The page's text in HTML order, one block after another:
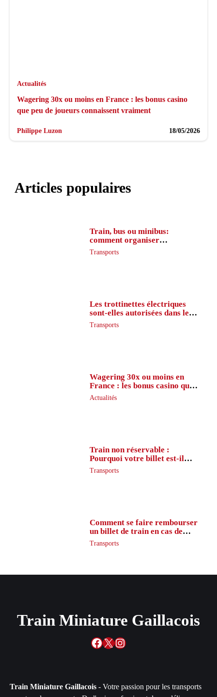
Actualités
Wagering 30x ou moins en France : les bonus casino
que peu de joueurs connaissent vraiment
Philippe Luzon 18/05/2026
Articles populaires
Train, bus ou minibus:
comment organiser
l’itinéraire en France
Transports
Les trottinettes électriques
sont-elles autorisées dans le
métro ?
Transports
Wagering 30x ou moins en
France : les bonus casino que
peu de joueurs connaissent
vraiment
Actualités
Train non réservable :
Pourquoi votre billet est-il
inaccessible ?
Transports
Comment se faire rembourser
un billet de train en cas de
retard ?
Transports
Train Miniature Gaillacois
Facebook
X Instagram
Train Miniature Gaillacois - Votre passion pour les transports